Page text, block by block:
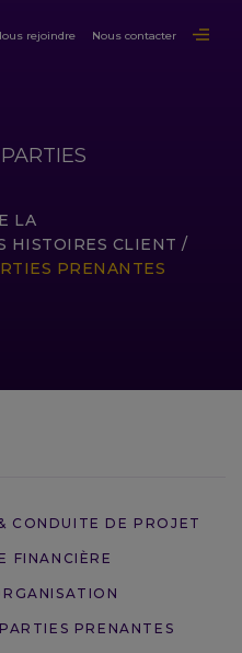
rejoindre Nous contacter
LA
HISTOIRES CLIENT /
PRENANTES
CONDUITE DE PROJET
FINANCIÈRE
PRENANTES